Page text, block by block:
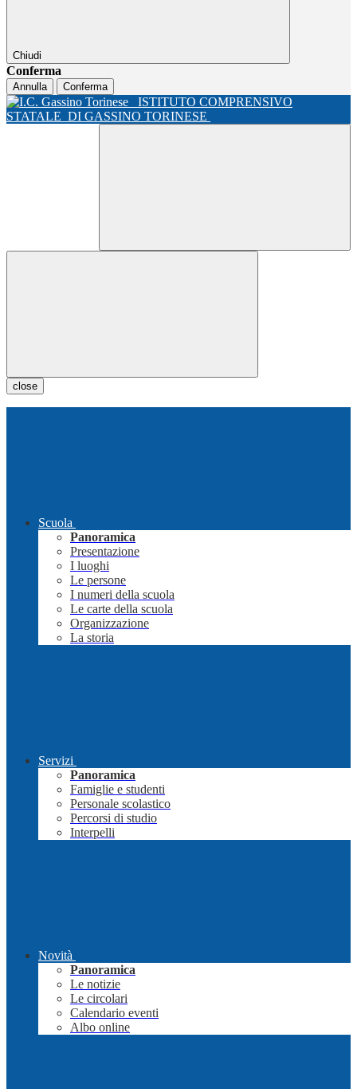
Chiudi
Conferma
Annulla Conferma
ISTITUTO COMPRENSIVO
STATALE DI GASSINO TORINESE
close
Scuola
Panoramica
Presentazione
I luoghi
Le persone
I numeri della scuola
Le carte della scuola
Organizzazione
La storia
Servizi
Panoramica
Famiglie e studenti
Personale scolastico
Percorsi di studio
Interpelli
Novità
Panoramica
Le notizie
Le circolari
Calendario eventi
Albo online